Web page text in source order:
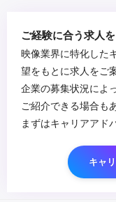
ご経験に合う求人
映像業界に特化した
望をもとに求人をご
企業の募集状況によ
ご紹介できる場合も
まずはキャリアアド
キャ